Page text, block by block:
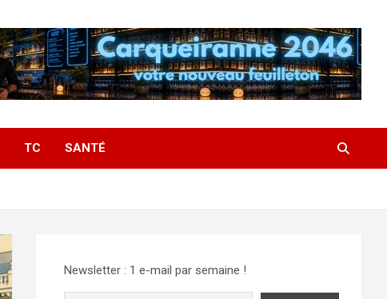
TC SANTÉ
Newsletter : 1 e-mail par semaine !